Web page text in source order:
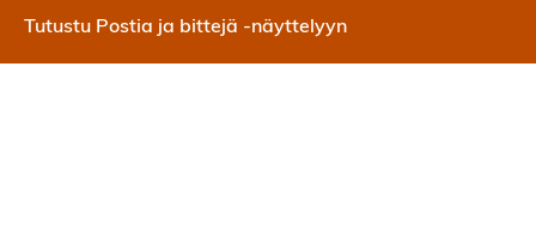
Tutustu Postia ja bittejä -näyttelyyn